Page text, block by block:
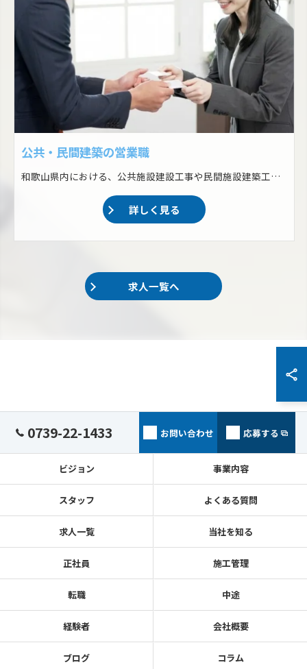
公共・民間建築の営業職
和歌山県内における、公共施設建設工事や民間施設建築工事の営業をおまかせします！ ・公共工事等の入札 ・民間建築工事の営業回り ・軽微な現場の管理（規模の大きいものは施工管理職へ任せる）
詳しく見る
求人一覧へ
0739-22-1433 お問い合わせ 応募する
ビジョン 事業内容
スタッフ よくある質問
求人一覧 当社を知る
正社員 施工管理
転職 中途
経験者 会社概要
ブログ コラム